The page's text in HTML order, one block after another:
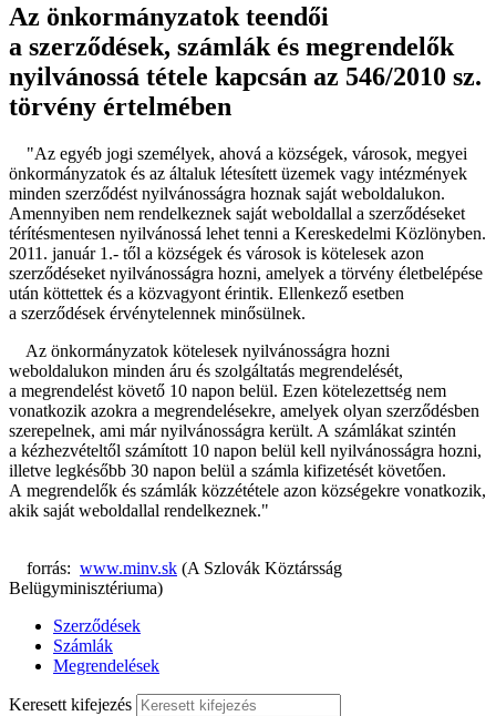
Az önkormányzatok teendői
a szerződések, számlák és megrendelők
nyilvánossá tétele kapcsán az 546/2010 sz.
törvény értelmében
"Az egyéb jogi személyek, ahová a községek, városok, megyei
önkormányzatok és az általuk létesített üzemek vagy intézmények
minden szerződést nyilvánosságra hoznak saját weboldalukon.
Amennyiben nem rendelkeznek saját weboldallal a szerződéseket
térítésmentesen nyilvánossá lehet tenni a Kereskedelmi Közlönyben.
2011. január 1.- től a községek és városok is kötelesek azon
szerződéseket nyilvánosságra hozni, amelyek a törvény életbelépése
után köttettek és a közvagyont érintik. Ellenkező esetben
a szerződések érvénytelennek minősülnek.
Az önkormányzatok kötelesek nyilvánosságra hozni
weboldalukon minden áru és szolgáltatás megrendelését,
a megrendelést követő 10 napon belül. Ezen kötelezettség nem
vonatkozik azokra a megrendelésekre, amelyek olyan szerződésben
szerepelnek, ami már nyilvánosságra került. A számlákat szintén
a kézhezvételtől számított 10 napon belül kell nyilvánosságra hozni,
illetve legkésőbb 30 napon belül a számla kifizetését követően.
A megrendelők és számlák közzététele azon községekre vonatkozik,
akik saját weboldallal rendelkeznek."
forrás: www.minv.sk (A Szlovák Köztársság
Belügyminisztériuma)
Szerződések
Számlák
Megrendelések
Keresett kifejezés